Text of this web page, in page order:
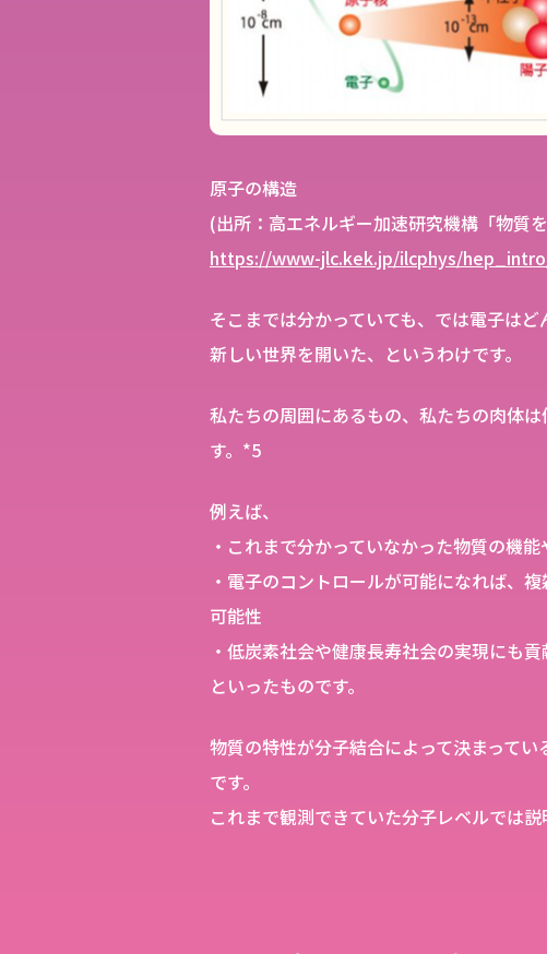
原子の構造
(出所：高エネルギー加速研究機構「物質
https://www-jlc.kek.jp/ilcphys/
そこまでは分かっていても、では電子は
新しい世界を開いた、というわけです。
私たちの周囲にあるもの、私たちの肉体
す。*5
例えば、
・これまで分かっていなかった物質の機
・電子のコントロールが可能になれば、
可能性
・低炭素社会や健康長寿社会の実現にも貢
といったものです。
物質の特性が分子結合によって決まって
です。
これまで観測できていた分子レベルでは